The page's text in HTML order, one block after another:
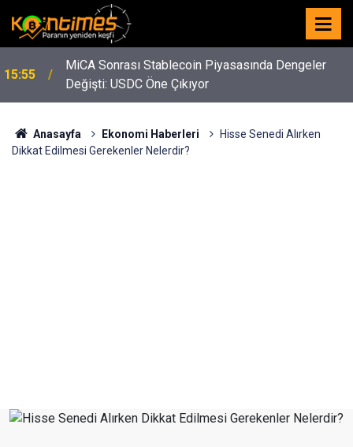
15:55
MiCA Sonrası Stablecoin Piyasasında Dengeler
Değişti: USDC Öne Çıkıyor
Anasayfa Ekonomi Haberleri
Hisse Senedi Alırken
Dikkat Edilmesi Gerekenler Nelerdir?